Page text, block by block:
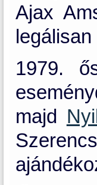
Ajax
1979.
majd